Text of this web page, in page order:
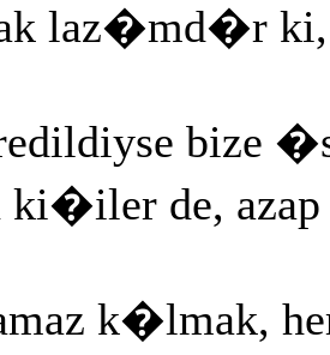
laz�md�r ki,
bize
ki�iler de, azap
k�lmak,